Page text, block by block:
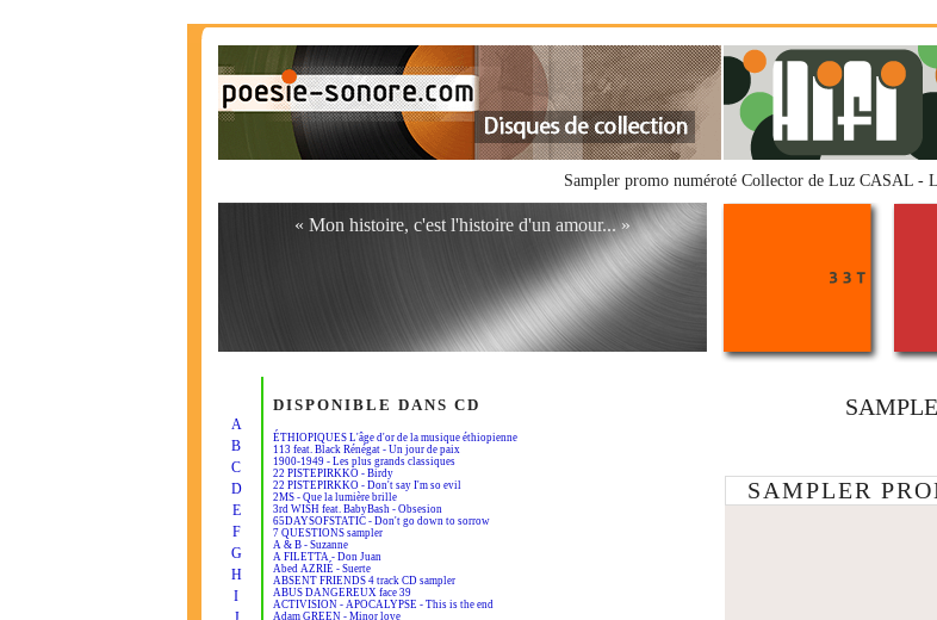
Sampler promo numéroté Collector de Luz CASAL -
« Mon histoire, c'est l'histoire d'un amour... »
A
B
C
D
E
F
G
H
I
DISPONIBLE DANS CD
ÉTHIOPIQUES L'âge d'or de la musique éthiopienne
113 feat. Black Rénégat - Un jour de paix
1900-1949 - Les plus grands classiques
22 PISTEPIRKKO - Birdy
22 PISTEPIRKKO - Don't say I'm so evil
2MS - Que la lumière brille
3rd WISH feat. BabyBash - Obsesion
65DAYSOFSTATIC - Don't go down to sorrow
7 QUESTIONS sampler
A & B - Suzanne
A FILETTA - Don Juan
Abed AZRIÉ - Suerte
ABSENT FRIENDS 4 track CD sampler
ABUS DANGEREUX face 39
ACTIVISION - APOCALYPSE - This is the end
Adam GREEN - Minor love
SAMPLER